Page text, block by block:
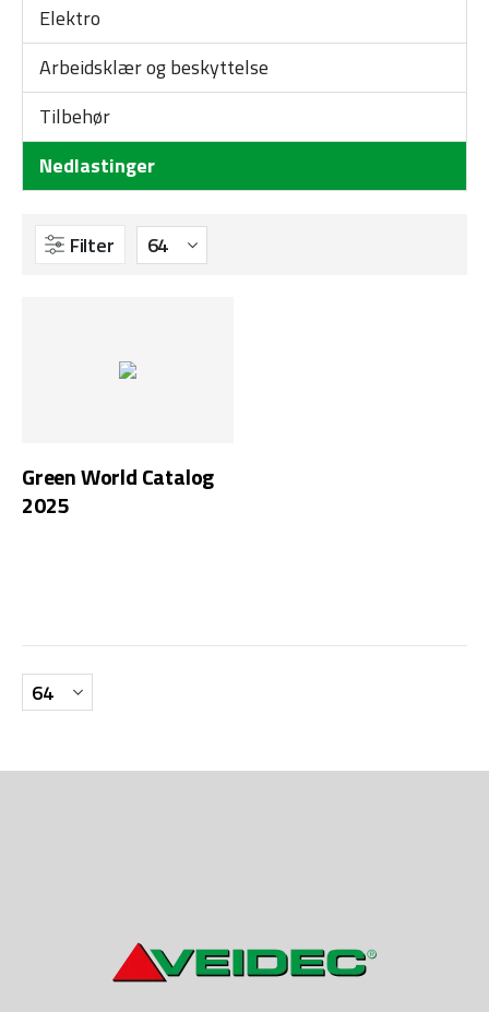
Elektro
Arbeidsklær og beskyttelse
Tilbehør
Nedlastinger
Filter
Green World Catalog
2025